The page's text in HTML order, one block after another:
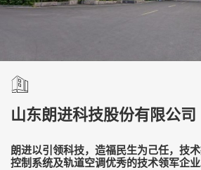
山东朗进科技股份有限公司
朗进以引领科技，造福民生为己任，技
控制系统及轨道空调优秀的技术领军企业